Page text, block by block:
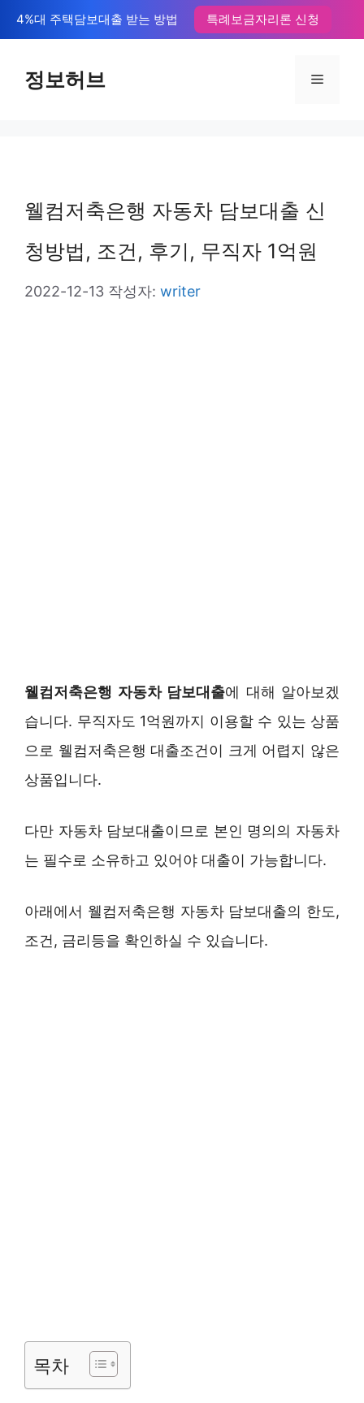
텐
4%대 주택담보대출 받는 방법 특례보금자리론 신청
정보허브 메
웰컴저축은행 자동차 담보대출 신
청방법, 조건, 후기, 무직자 1억원
2022-12-13 작성자: writer
웰컴저축은행 자동차 담보대출에 대해 알아보겠
습니다. 무직자도 1억원까지 이용할 수 있는 상품
으로 웰컴저축은행 대출조건이 크게 어렵지 않은
상품입니다.
다만 자동차 담보대출이므로 본인 명의의 자동차
는 필수로 소유하고 있어야 대출이 가능합니다.
아래에서 웰컴저축은행 자동차 담보대출의 한도,
조건, 금리등을 확인하실 수 있습니다.
목차